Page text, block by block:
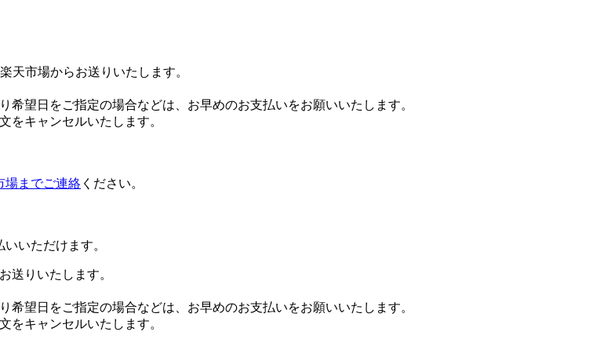
天市場からお送りいたします。
望日をご指定の場合などは、お早めのお支払いをお願いいたします。
をキャンセルいたします。
場までご連絡 ください。
いただけます。
送りいたします。
望日をご指定の場合などは、お早めのお支払いをお願いいたします。
をキャンセルいたします。